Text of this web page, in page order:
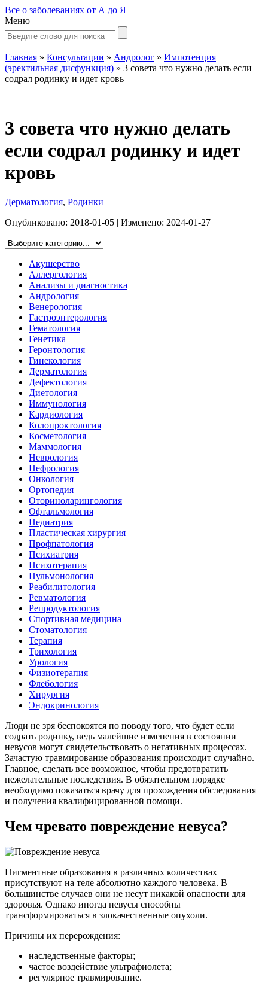
Все о заболеваниях от А до Я
Меню
Главная » Консультации » Андролог » Импотенция
(эректильная дисфункция) » 3 совета что нужно делать если
содрал родинку и идет кровь
3 совета что нужно делать
если содрал родинку и идет
кровь
Дерматология, Родинки
Опубликовано: 2018-01-05 | Изменено: 2024-01-27
Акушерство
Аллергология
Анализы и диагностика
Андрология
Венерология
Гастроэнтерология
Гематология
Генетика
Геронтология
Гинекология
Дерматология
Дефектология
Диетология
Иммунология
Кардиология
Колопроктология
Косметология
Маммология
Неврология
Нефрология
Онкология
Ортопедия
Оториноларингология
Офтальмология
Педиатрия
Пластическая хирургия
Профпатология
Психиатрия
Психотерапия
Пульмонология
Реабилитология
Ревматология
Репродуктология
Спортивная медицина
Стоматология
Терапия
Трихология
Урология
Физиотерапия
Флебология
Хирургия
Эндокринология
Люди не зря беспокоятся по поводу того, что будет если
содрать родинку, ведь малейшие изменения в состоянии
невусов могут свидетельствовать о негативных процессах.
Зачастую травмирование образования происходит случайно.
Главное, сделать все возможное, чтобы предотвратить
нежелательные последствия. В обязательном порядке
необходимо показаться врачу для прохождения обследования
и получения квалифицированной помощи.
Чем чревато повреждение невуса?
Пигментные образования в различных количествах
присутствуют на теле абсолютно каждого человека. В
большинстве случаев они не несут никакой опасности для
здоровья. Однако иногда невусы способны
трансформироваться в злокачественные опухоли.
Причины их перерождения:
наследственные факторы;
частое воздействие ультрафиолета;
регулярное травмирование.